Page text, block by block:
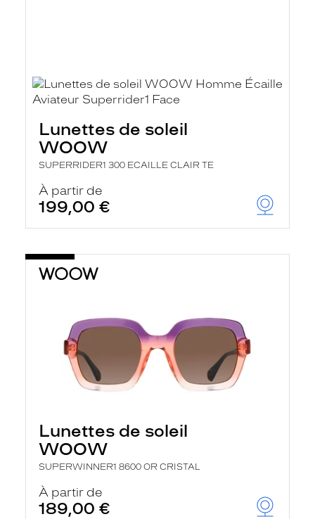
Lunettes de soleil
WOOW
SUPERRIDER1 300 ECAILLE CLAIR TE
À partir de
199,00 €
Lunettes de soleil
WOOW
SUPERWINNER1 8600 OR CRISTAL
À partir de
189,00 €